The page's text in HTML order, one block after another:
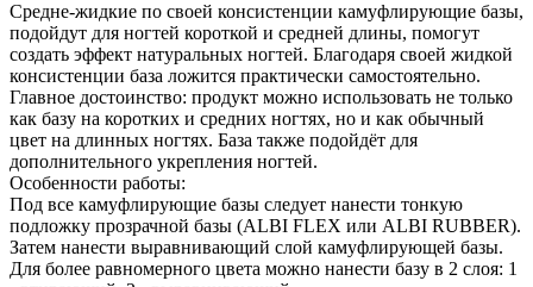
Средне-жидкие по своей консистенции камуфлирующие базы,
подойдут для ногтей короткой и средней длины, помогут
создать эффект натуральных ногтей. Благодаря своей жидкой
консистенции база ложится практически самостоятельно.
Главное достоинство: продукт можно использовать не только
как базу на коротких и средних ногтях, но и как обычный
цвет на длинных ногтях. База также подойдёт для
дополнительного укрепления ногтей.
Особенности работы:
Под все камуфлирующие базы следует нанести тонкую
подложку прозрачной базы (ALBI FLEX или ALBI RUBBER).
Затем нанести выравнивающий слой камуфлирующей базы.
Для более равномерного цвета можно нанести базу в 2 слоя: 1